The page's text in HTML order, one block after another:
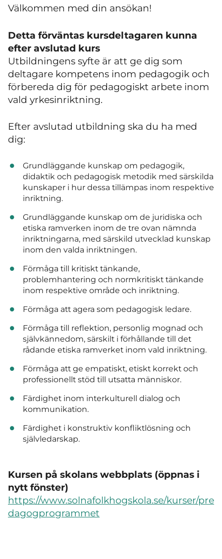
Välkommen med din ansökan!
Detta förväntas kursdeltagaren kunna
efter avslutad kurs
Utbildningens syfte är att ge dig som
deltagare kompetens inom pedagogik och
förbereda dig för pedagogiskt arbete inom
vald yrkesinriktning.
Efter avslutad utbildning ska du ha med
dig:
Grundläggande kunskap om pedagogik,
didaktik och pedagogisk metodik med särskilda
kunskaper i hur dessa tillämpas inom respektive
inriktning.
Grundläggande kunskap om de juridiska och
etiska ramverken inom de tre ovan nämnda
inriktningarna, med särskild utvecklad kunskap
inom den valda inriktningen.
Förmåga till kritiskt tänkande,
problemhantering och normkritiskt tänkande
inom respektive område och inriktning.
Förmåga att agera som pedagogisk ledare.
Förmåga till reflektion, personlig mognad och
självkännedom, särskilt i förhållande till det
rådande etiska ramverket inom vald inriktning.
Förmåga att ge empatiskt, etiskt korrekt och
professionellt stöd till utsatta människor.
Färdighet inom interkulturell dialog och
kommunikation.
Färdighet i konstruktiv konfliktlösning och
självledarskap.
Kursen på skolans webbplats (öppnas i
nytt fönster)
https://www.solnafolkhogskola.se/kurser/pre
dagogprogrammet